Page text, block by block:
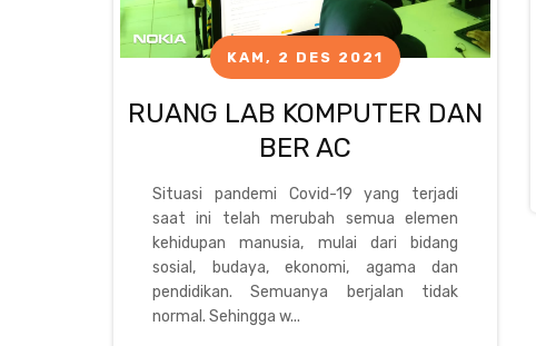
KAM, 2 DES 2021
RUANG LAB KOMPUTER DAN
BER AC
Situasi pandemi Covid-19 yang terjadi
saat ini telah merubah semua elemen
kehidupan manusia, mulai dari bidang
sosial, budaya, ekonomi, agama dan
pendidikan. Semuanya berjalan tidak
normal. Sehingga w...